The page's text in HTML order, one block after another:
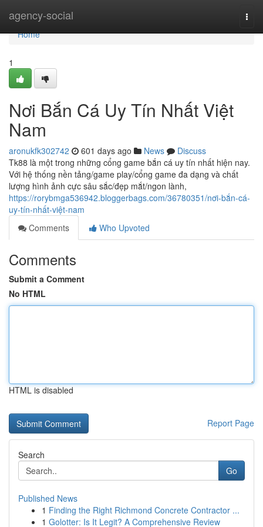
agency-social
Home
Home
1
Nơi Bắn Cá Uy Tín Nhất Việt
Nam
aronukfk302742 601 days ago News
Discuss
Tk88 là một trong những cổng game bắn cá uy tín nhất hiện nay.
Với hệ thống nền tảng/game play/cổng game đa dạng và chất
lượng hình ảnh cực sâu sắc/đẹp mắt/ngon lành,
https://rorybmga536942.bloggerbags.com/36780351/nơi-bắn-cá-
uy-tín-nhất-việt-nam
Comments
Who Upvoted
Comments
Submit a Comment
No HTML
HTML is disabled
Report Page
Search
Go
Published News
1 Finding the Right Richmond Concrete Contractor ...
1 Golotter: Is It Legit? A Comprehensive Review